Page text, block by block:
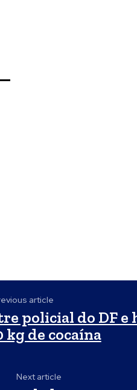
article
policial do DF
kg de cocaína
Next article